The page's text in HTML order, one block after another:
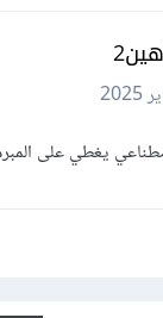
يغطي على